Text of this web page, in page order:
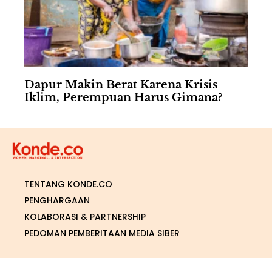
Dapur Makin Berat Karena Krisis
Iklim, Perempuan Harus Gimana?
TENTANG KONDE.CO
PENGHARGAAN
KOLABORASI & PARTNERSHIP
PEDOMAN PEMBERITAAN MEDIA SIBER